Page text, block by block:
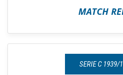
MATCH
SERIE C 1939/